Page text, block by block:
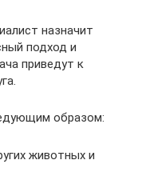
назначит
подход и
приведут к
образом:
животных и